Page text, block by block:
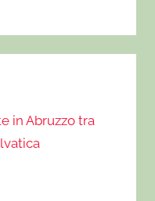
in Abruzzo tra